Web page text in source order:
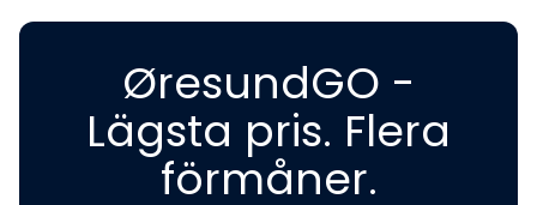
ØresundGO -
Lägsta pris. Flera
förmåner.